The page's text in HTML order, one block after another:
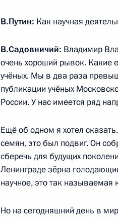
Перечень поручений по
Российского союза
27 ноября 2014 года, 11:20
Беседа с ректором
университета Сергеем
12 ноября 2014 года, 10:30
Посещение
В.Путин: Как научная
В.Садовничий: Владимир
очень хороший рывок. Какие
учёных. Мы в два раза
публикации учёных
России. У нас имеется ряд
Ещё об одном я хотел
семян, это был подвиг. Он
сберечь для будущих
Ленинграде зёрна
научное, это так
Но на сегодняшний день в